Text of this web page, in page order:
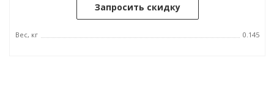
Запросить скидку
Вес, кг 0.145